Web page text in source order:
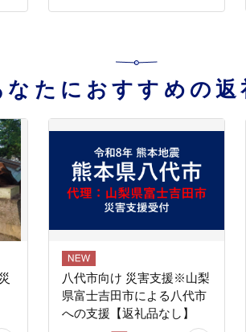
なたにおすすめの返
八代市向け 災害支援※山梨
県富士吉田市による八代市
への支援【返礼品なし】